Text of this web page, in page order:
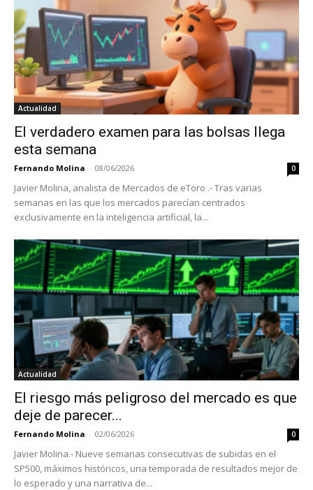
Actualidad
El verdadero examen para las bolsas llega
esta semana
Fernando Molina - 08/06/2026 0
Javier Molina, analista de Mercados de eToro .- Tras varias
semanas en las que los mercados parecían centrados
exclusivamente en la inteligencia artificial, la...
Actualidad
El riesgo más peligroso del mercado es que
deje de parecer...
Fernando Molina - 02/06/2026 0
Javier Molina.- Nueve semanas consecutivas de subidas en el
SP500, máximos históricos, una temporada de resultados mejor de
lo esperado y una narrativa de...